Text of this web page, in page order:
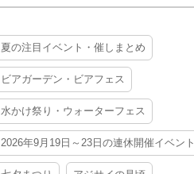
夏の注目イベント・催しまとめ
ビアガーデン・ビアフェス
水かけ祭り・ウォーターフェス
2026年9月19日～23日の連休開催イベント